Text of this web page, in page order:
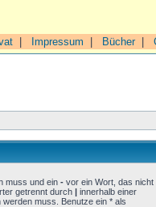
Impressum Bücher|
muss und ein - vor ein Wort, das nicht
getrennt durch | innerhalb einer
muss. Benutze ein * als